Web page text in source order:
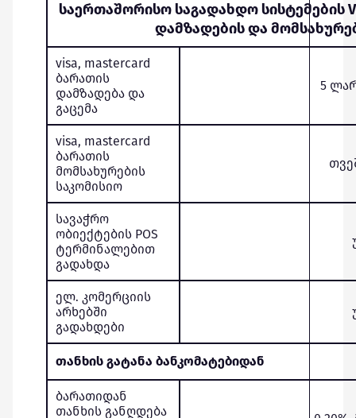
საერთაშორისო საგადახდო სისტემების
დამზადების და
visa, mastercard
ბარათის
დამზადება და
გაცემა
5
visa, mastercard
ბარათის
მომსახურების
საკომისიო
სავაჭრო
ობიექტების POS
ტერმინალებით
გადახდა
ელ. კომერციის
არხებში
გადახდები
თანხის გატანა ბანკომატებიდან
ბარათიდან
თანხის განღდება